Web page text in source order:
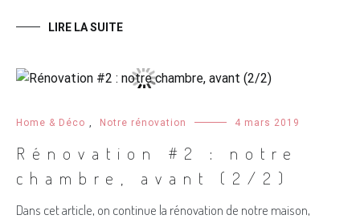
LIRE LA SUITE
Home & Déco , Notre rénovation 4 mars 2019
Rénovation #2 : notre
chambre, avant (2/2)
Dans cet article, on continue la rénovation de notre maison,